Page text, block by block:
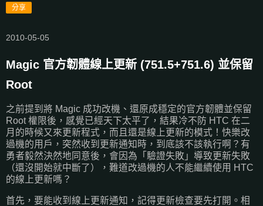
分享
2010-05-05
Magic 官方韌體線上更新 (751.5+751.6) 並保留
Root
之前提到將 Magic 成功改機、還原成穩定的官方韌體並保留
Root 權限後，感覺已經天下太平了，結果冷不防 HTC 在二
月的時候又來更新程式，而且還是線上更新的模式！快樂改
過機的用戶，突然收到更新通知時，到底該不該執行啊？有
勇者毅然決然地同意後，會因為「驗證失敗」導致更新失敗
（還沒開始就中斷了），難道改過機的人不能繼續使用 HTC
的線上更新嗎？
首先，要能收到線上更新通知，記得更新檢查要先打開。相